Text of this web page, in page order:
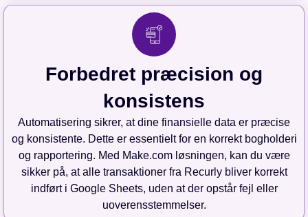
Forbedret præcision og
konsistens
Automatisering sikrer, at dine finansielle data er præcise
og konsistente. Dette er essentielt for en korrekt bogholderi
og rapportering. Med Make.com løsningen, kan du være
sikker på, at alle transaktioner fra Recurly bliver korrekt
indført i Google Sheets, uden at der opstår fejl eller
uoverensstemmelser.